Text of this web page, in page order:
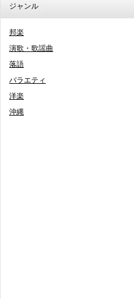
ジャンル
邦楽
演歌・歌謡曲
落語
バラエティ
洋楽
沖縄